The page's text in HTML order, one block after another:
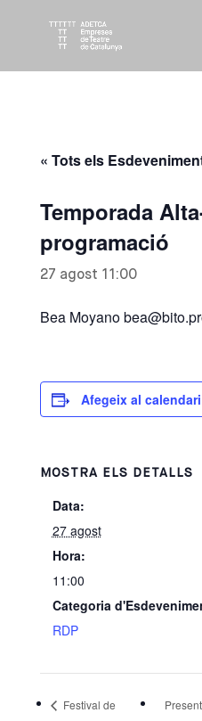
« Tots els
Temporada
programació
27 agost 11:00
Bea Moyano
Afegeix al calendari
MOSTRA ELS DETALLS
Data:
27 agost
Hora:
11:00
Categoria
RDP
Festival de